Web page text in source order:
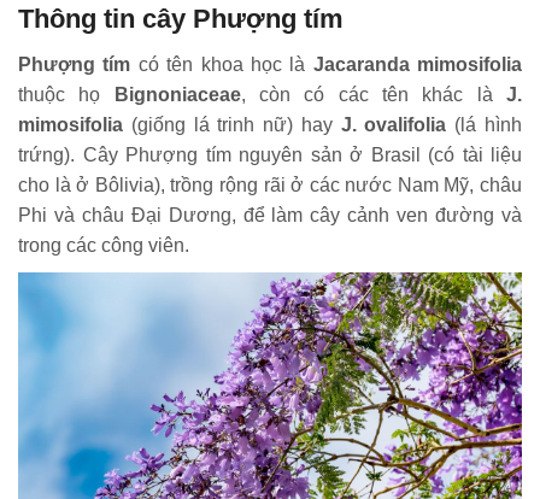
Thông tin cây Phượng tím
Phượng tím có tên khoa học là Jacaranda mimosifolia
thuộc họ
Bignoniaceae, còn có các tên khác làJ.
mimosifolia (giống lá trinh nữ) hay J. ovalifolia (lá hình
trứng). Cây Phượng tím nguyên sản ở Brasil (có tài liệu
cho là ở Bôlivia), trồng rộng rãi ở các nước Nam Mỹ, châu
Phi và châu Đại Dương, để làm cây cảnh ven đường và
trong các công viên.